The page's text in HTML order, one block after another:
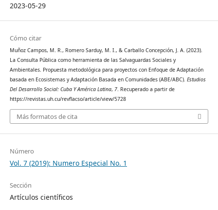
2023-05-29
Cómo citar
Muñoz Campos, M. R., Romero Sarduy, M. I., & Carballo Concepción, J. A. (2023).
La Consulta Pública como herramienta de las Salvaguardas Sociales y
Ambientales. Propuesta metodológica para proyectos con Enfoque de Adaptación
basada en Ecosistemas y Adaptación Basada en Comunidades (ABE/ABC). Estudios
Del Desarrollo Social: Cuba Y América Latina, 7. Recuperado a partir de
https://revistas.uh.cu/revflacso/article/view/5728
Más formatos de cita
Número
Vol. 7 (2019): Numero Especial No. 1
Sección
Artículos científicos